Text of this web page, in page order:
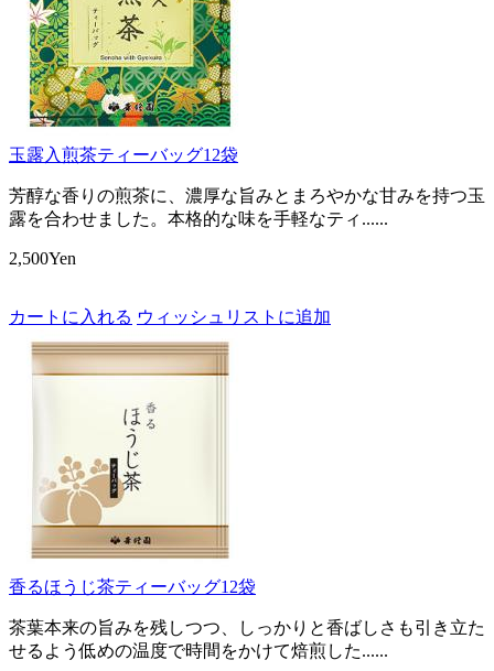
玉露入煎茶ティーバッグ12袋
芳醇な香りの煎茶に、濃厚な旨みとまろやかな甘みを持つ玉
露を合わせました。本格的な味を手軽なティ......
2,500Yen
カートに入れる ウィッシュリストに追加
香るほうじ茶ティーバッグ12袋
茶葉本来の旨みを残しつつ、しっかりと香ばしさも引き立た
せるよう低めの温度で時間をかけて焙煎した......